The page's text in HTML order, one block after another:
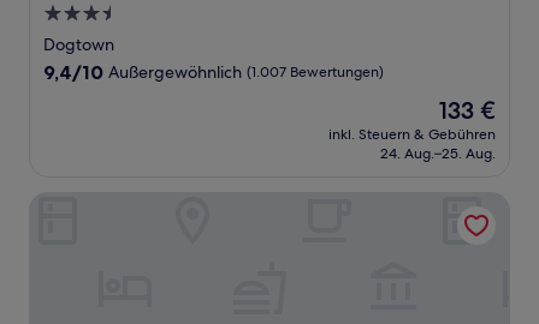
3.5-
Sterne-
Unterkunft
Dogtown
9.4
9,4/10 Außergewöhnlich (1.007 Bewertungen)
Der
Preis
beträgt
133 €
inkl. Steuern & Gebühren
24. Aug.–25. Aug.